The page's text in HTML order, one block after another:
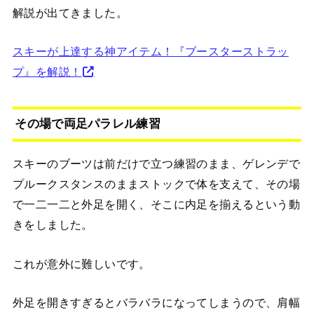
解説が出てきました。
スキーが上達する神アイテム！『ブースターストラッ
プ』を解説！
その場で両足パラレル練習
スキーのブーツは前だけで立つ練習のまま、ゲレンデで
プルークスタンスのままストックで体を支えて、その場
で一二一二と外足を開く、そこに内足を揃えるという動
きをしました。
これが意外に難しいです。
外足を開きすぎるとバラバラになってしまうので、肩幅